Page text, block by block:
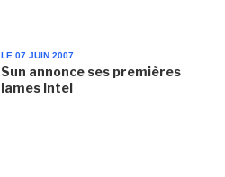
LE 07 JUIN 2007
Sun annonce ses premières
lames Intel